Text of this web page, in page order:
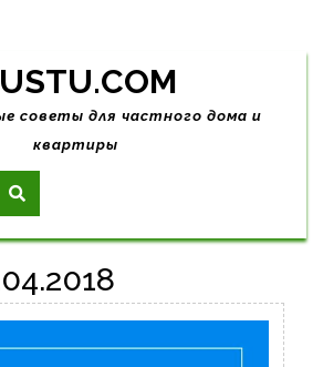
советы для частного дома и
квартиры